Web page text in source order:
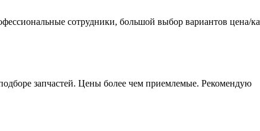
сотрудники, большой выбор вариантов цена/
запчастей. Цены более чем приемлемые. Рекомендую